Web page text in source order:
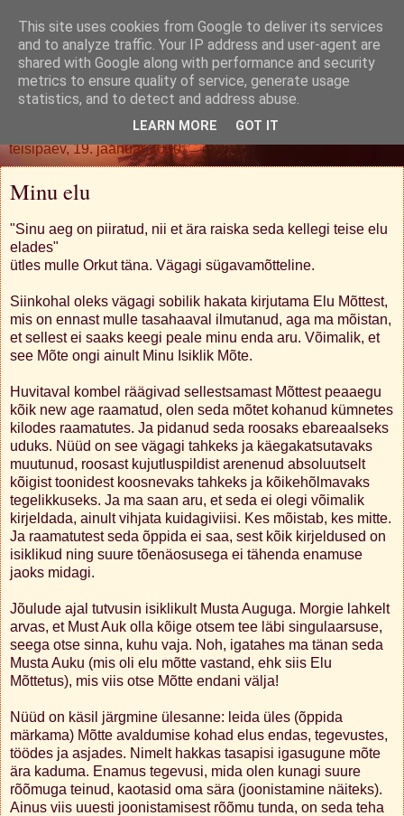
Oh. Jah. Muidugi.
teisipäev, 19. jaanuar 2010
Minu elu
"Sinu aeg on piiratud, nii et ära raiska seda kellegi teise elu
elades"
ütles mulle Orkut täna. Vägagi sügavamõtteline.
Siinkohal oleks vägagi sobilik hakata kirjutama Elu Mõttest,
mis on ennast mulle tasahaaval ilmutanud, aga ma mõistan,
et sellest ei saaks keegi peale minu enda aru. Võimalik, et
see Mõte ongi ainult Minu Isiklik Mõte.
Huvitaval kombel räägivad sellestsamast Mõttest peaaegu
kõik new age raamatud, olen seda mõtet kohanud kümnetes
kilodes raamatutes. Ja pidanud seda roosaks ebareaalseks
uduks. Nüüd on see vägagi tahkeks ja käegakatsutavaks
muutunud, roosast kujutluspildist arenenud absoluutselt
kõigist toonidest koosnevaks tahkeks ja kõikehõlmavaks
tegelikkuseks. Ja ma saan aru, et seda ei olegi võimalik
kirjeldada, ainult vihjata kuidagiviisi. Kes mõistab, kes mitte.
Ja raamatutest seda õppida ei saa, sest kõik kirjeldused on
isiklikud ning suure tõenäosusega ei tähenda enamuse
jaoks midagi.
Jõulude ajal tutvusin isiklikult Musta Auguga. Morgie lahkelt
arvas, et Must Auk olla kõige otsem tee läbi singulaarsuse,
seega otse sinna, kuhu vaja. Noh, igatahes ma tänan seda
Musta Auku (mis oli elu mõtte vastand, ehk siis Elu
Mõttetus), mis viis otse Mõtte endani välja!
Nüüd on käsil järgmine ülesanne: leida üles (õppida
märkama) Mõtte avaldumise kohad elus endas, tegevustes,
töödes ja asjades. Nimelt hakkas tasapisi igasugune mõte
ära kaduma. Enamus tegevusi, mida olen kunagi suure
rõõmuga teinud, kaotasid oma sära (joonistamine näiteks).
Ainus viis uuesti joonistamisest rõõmu tunda, on seda teha
This site uses cookies from Google to deliver its services
and to analyze traffic. Your IP address and user-agent are
shared with Google along with performance and security
metrics to ensure quality of service, generate usage
statistics, and to detect and address abuse.
LEARN MORE GOT IT